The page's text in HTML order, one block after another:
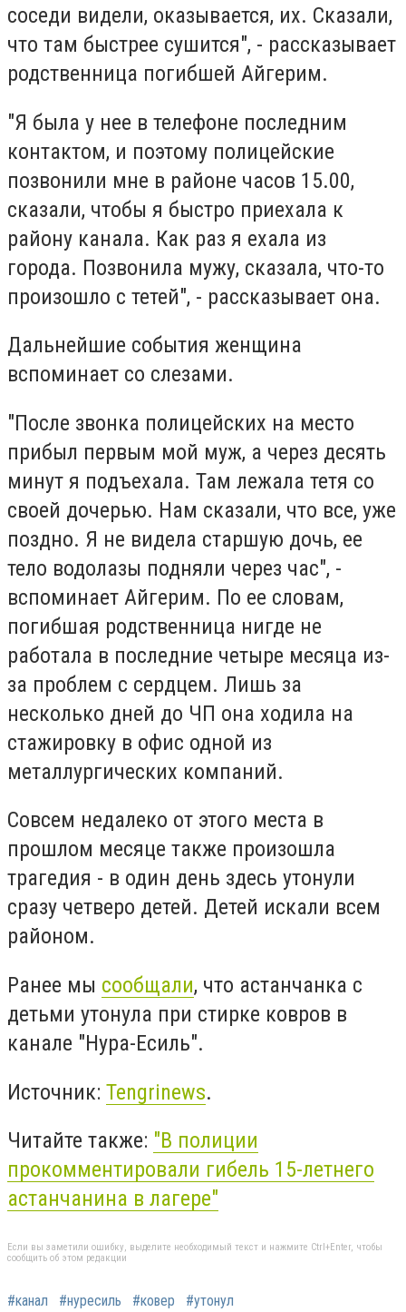
соседи видели, оказывается, их. Сказали,
что там быстрее сушится", - рассказывает
родственница погибшей Айгерим.
"Я была у нее в телефоне последним
контактом, и поэтому полицейские
позвонили мне в районе часов 15.00,
сказали, чтобы я быстро приехала к
району канала. Как раз я ехала из
города. Позвонила мужу, сказала, что-то
произошло с тетей", - рассказывает она.
Дальнейшие события женщина
вспоминает со слезами.
"После звонка полицейских на место
прибыл первым мой муж, а через десять
минут я подъехала. Там лежала тетя со
своей дочерью. Нам сказали, что все, уже
поздно. Я не видела старшую дочь, ее
тело водолазы подняли через час", -
вспоминает Айгерим. По ее словам,
погибшая родственница нигде не
работала в последние четыре месяца из-
за проблем с сердцем. Лишь за
несколько дней до ЧП она ходила на
стажировку в офис одной из
металлургических компаний.
Совсем недалеко от этого места в
прошлом месяце также произошла
трагедия - в один день здесь утонули
сразу четверо детей. Детей искали всем
районом.
Ранее мы сообщали, что астанчанка с
детьми утонула при стирке ковров в
канале "Нура-Есиль".
Источник: Tengrinews.
Читайте также: "В полиции
прокомментировали гибель 15-летнего
астанчанина в лагере"
Если вы заметили ошибку, выделите необходимый текст и нажмите Ctrl+Enter, чтобы
сообщить об этом редакции
#канал #нуресиль #ковер #утонул